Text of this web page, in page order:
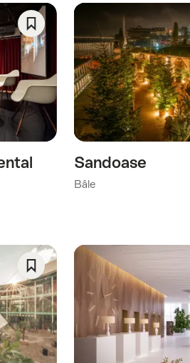
Enregistrer
comme
favori:
Liste
de
souhaits
Sandoase
Bâle
Enregistrer
comme
favori:
Liste